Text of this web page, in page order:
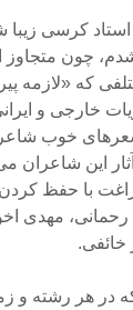
کرسی زیبا
چون
که «لازمه
خارجی و
خوب
این شاعران
با حفظ
مهدی اخوان
خائفی.
در هر رشته و